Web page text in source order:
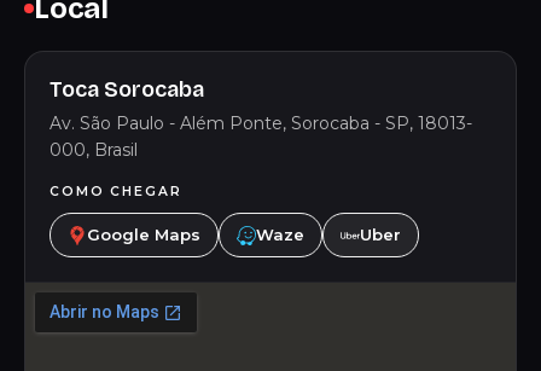
Local
Toca Sorocaba
Av. São Paulo - Além Ponte, Sorocaba - SP, 18013-
000, Brasil
COMO CHEGAR
Google Maps Waze Uber